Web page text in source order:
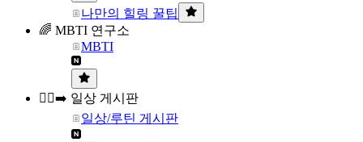
나만의 힐링 꿀팁
🌈 MBTI 연구소
MBTI
🏃‍♀️‍➡️ 일상 게시판
일상/루틴 게시판